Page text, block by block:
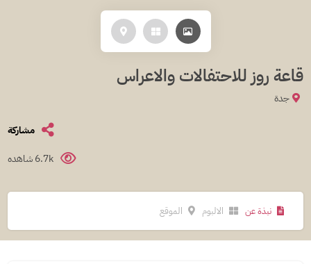
قاعة روز للاحتفالات والاعراس
جدة
مشاركة
6.7k شاهده
نبذة عن الالبوم الموقع